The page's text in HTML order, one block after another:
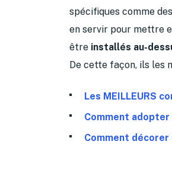
spécifiques comme
en servir pour mettre
être installés au-
De cette façon, ils les
Les MEILLEURS
Comment
Comment décorer